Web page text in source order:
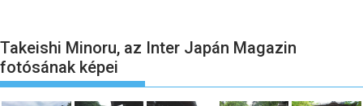
Takeishi Minoru, az Inter Japán Magazin
fotósának képei